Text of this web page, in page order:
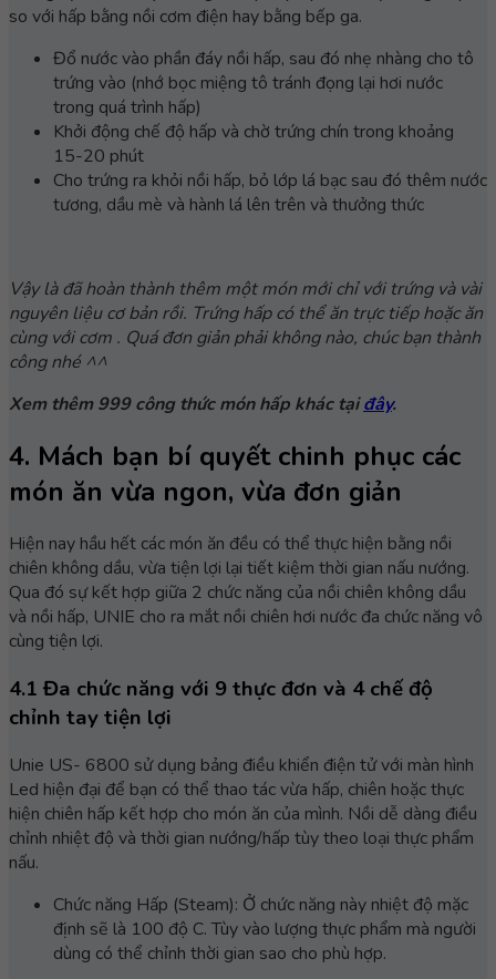
so với hấp bằng nồi cơm điện hay bằng bếp ga.
Đổ nước vào phần đáy nồi hấp, sau đó nhẹ nhàng cho tô
trứng vào (nhớ bọc miệng tô tránh đọng lại hơi nước
trong quá trình hấp)
Khởi động chế độ hấp và chờ trứng chín trong khoảng
15-20 phút
Cho trứng ra khỏi nồi hấp, bỏ lớp lá bạc sau đó thêm nước
tương, dầu mè và hành lá lên trên và thưởng thức
Vậy là đã hoàn thành thêm một món mới chỉ với trứng và vài
nguyên liệu cơ bản rồi. Trứng hấp có thể ăn trực tiếp hoặc ăn
cùng với cơm . Quá đơn giản phải không nào, chúc bạn thành
công nhé ^^
Xem thêm 999 công thức món hấp khác tạiđây.
4. Mách bạn bí quyết chinh phục các
món ăn vừa ngon, vừa đơn giản
Hiện nay hầu hết các món ăn đều có thể thực hiện bằng nồi
chiên không dầu, vừa tiện lợi lại tiết kiệm thời gian nấu nướng.
Qua đó sự kết hợp giữa 2 chức năng của nồi chiên không dầu
và nồi hấp, UNIE cho ra mắt nồi chiên hơi nước đa chức năng vô
cùng tiện lợi.
4.1 Đa chức năng với 9 thực đơn và 4 chế độ
chỉnh tay tiện lợi
Unie US- 6800 sử dụng bảng điều khiển điện tử với màn hình
Led hiện đại để bạn có thể thao tác vừa hấp, chiên hoặc thực
hiện chiên hấp kết hợp cho món ăn của mình. Nồi dễ dàng điều
chỉnh nhiệt độ và thời gian nướng/hấp tùy theo loại thực phẩm
nấu.
Chức năng Hấp (Steam): Ở chức năng này nhiệt độ mặc
định sẽ là 100 độ C. Tùy vào lượng thực phẩm mà người
dùng có thể chỉnh thời gian sao cho phù hợp.